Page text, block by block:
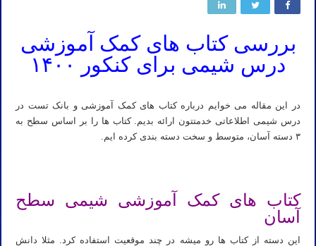
بررسی کتاب های کمک آموزشی
درس شیمی برای کنکور ۱۴۰۰
در این مقاله می خوایم درباره کتاب های کمک آموزشی و بانک تست در
درس شیمی اطلاعاتی خدمتتون ارائه بدیم. کتاب ها را بر اساس سطح به
۳ دسته آسان، متوسط و سخت دسته بندی کرده ایم.
کتاب های کمک آموزشی شیمی سطح
آسان
این دسته از کتاب ها رو میشه در چند موقعیت استفاده کرد. مثلا دانش